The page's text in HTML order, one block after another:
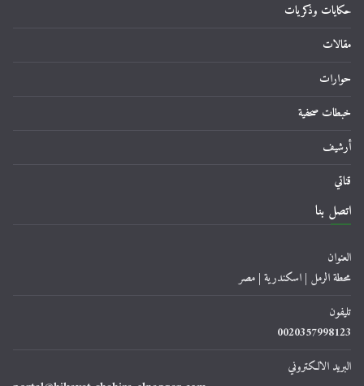
حكايات وذكريات
مقالات
حوارات
خبطات صحفية
أرشيف
قناتي
اتصل بنا
العنوان
محطة الرمل | اسكندرية | مصر
تليفون
0020357998123
البريد الالكتروني